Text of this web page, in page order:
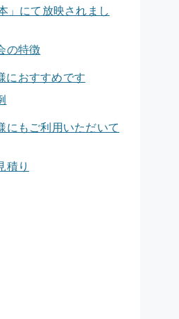
」にて放映されまし
の特徴
におすすめです
にもご利用いただいて
積り